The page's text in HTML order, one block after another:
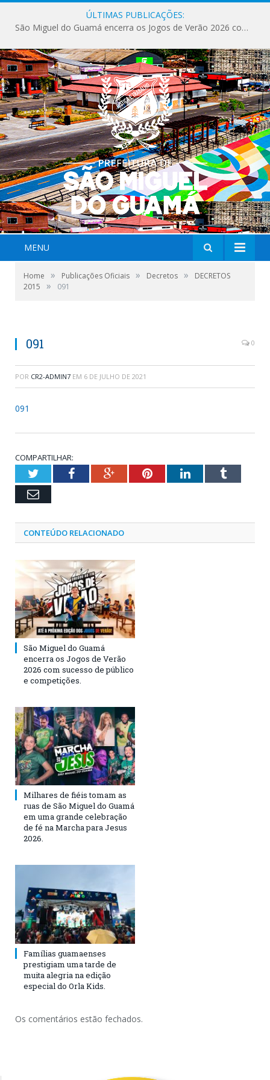
ÚLTIMAS PUBLICAÇÕES:
São Miguel do Guamá encerra os Jogos de Verão 2026 com sucesso de público e competições.
MENU
Home » Publicações Oficiais » Decretos »
DECRETOS
2015
» 091
091 0
POR CR2-ADMIN7 EM 6 DE JULHO DE 2021
091
COMPARTILHAR:
TwitterFacebookGoogle+PinterestLinkedInTumblr
Email
CONTEÚDO RELACIONADO
São Miguel do Guamá
encerra os Jogos de Verão
2026 com sucesso de público
e competições.
Milhares de fiéis tomam as
ruas de São Miguel do Guamá
em uma grande celebração
de fé na Marcha para Jesus
2026.
Famílias guamaenses
prestigiam uma tarde de
muita alegria na edição
especial do Orla Kids.
Os comentários estão fechados.